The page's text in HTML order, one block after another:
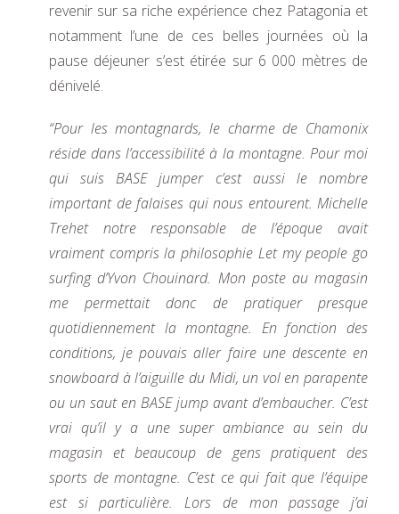
revenir sur sa riche expérience chez Patagonia et
notamment l’une de ces belles journées où la
pause déjeuner s’est étirée sur 6 000 mètres de
dénivelé.
“Pour les montagnards, le charme de Chamonix
réside dans l’accessibilité à la montagne. Pour moi
qui suis BASE jumper c’est aussi le nombre
important de falaises qui nous entourent. Michelle
Trehet notre responsable de l’époque avait
vraiment compris la philosophie Let my people go
surfing d’Yvon Chouinard. Mon poste au magasin
me permettait donc de pratiquer presque
quotidiennement la montagne. En fonction des
conditions, je pouvais aller faire une descente en
snowboard à l’aiguille du Midi, un vol en parapente
ou un saut en BASE jump avant d’embaucher. C’est
vrai qu’il y a une super ambiance au sein du
magasin et beaucoup de gens pratiquent des
sports de montagne. C’est ce qui fait que l’équipe
est si particulière. Lors de mon passage j’ai